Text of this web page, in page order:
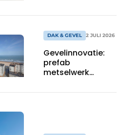
DAK & GEVEL 2 JULI 2026
Gevelinnovatie:
prefab
metselwerk
bouwproces